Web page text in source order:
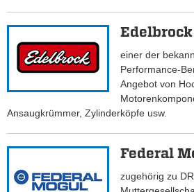
Edelbrock
einer der
Performance-
Angebot von
Ansaugkrümmer, Zylinderköpfe usw.
Federal
zugehörig zu